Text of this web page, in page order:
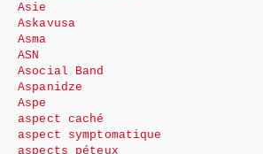
Asie
Askavusa
Asma
ASN
Asocial Band
Aspanidze
Aspe
aspect caché
aspect symptomatique
aspects péteux